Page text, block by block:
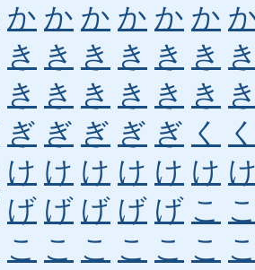
か か か か か か
き き き き き き
き き き き き き
ぎ ぎ ぎ ぎ ぎ く
け け け け け け
げ げ げ げ げ こ
こ こ こ こ こ こ